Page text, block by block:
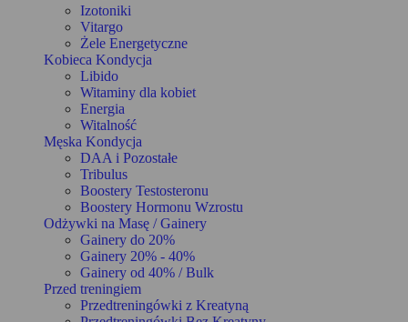
Izotoniki
Vitargo
Żele Energetyczne
Kobieca Kondycja
Libido
Witaminy dla kobiet
Energia
Witalność
Męska Kondycja
DAA i Pozostałe
Tribulus
Boostery Testosteronu
Boostery Hormonu Wzrostu
Odżywki na Masę / Gainery
Gainery do 20%
Gainery 20% - 40%
Gainery od 40% / Bulk
Przed treningiem
Przedtreningówki z Kreatyną